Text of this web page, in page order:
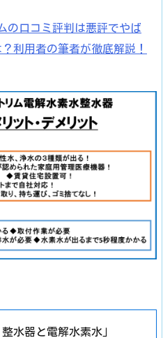
の口コミ評判は悪評でやば
利用者の筆者が徹底解説！
水器と電解水素水」